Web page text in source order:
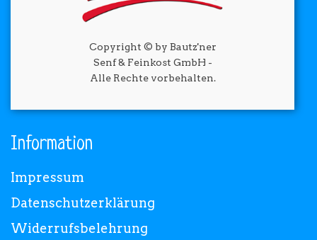
Information
Impressum
Datenschutzerklärung
Widerrufsbelehrung
Copyright © by Bautz'ner
Senf & Feinkost GmbH -
Alle Rechte vorbehalten.